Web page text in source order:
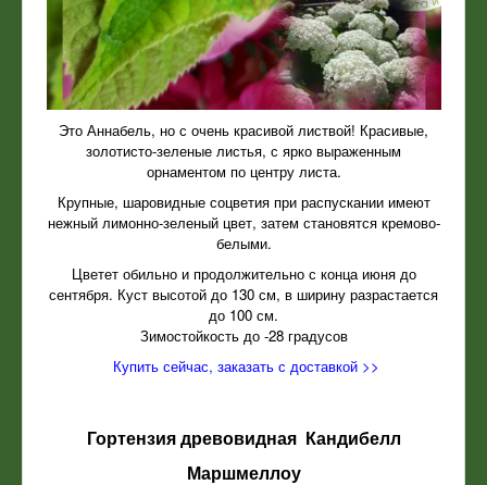
Это Аннабель, но с очень красивой листвой! Красивые,
золотисто-зеленые листья, с ярко выраженным
орнаментом по центру листа.
Крупные, шаровидные соцветия при распускании имеют
нежный лимонно-зеленый цвет, затем становятся кремово-
белыми.
Цветет обильно и продолжительно с конца июня до
сентября. Куст высотой до 130 см, в ширину разрастается
до 100 см.
Зимостойкость до -28 градусов
Купить сейчас, заказать с доставкой >>
Гортензия древовидная
Кандибелл
Маршмеллоу